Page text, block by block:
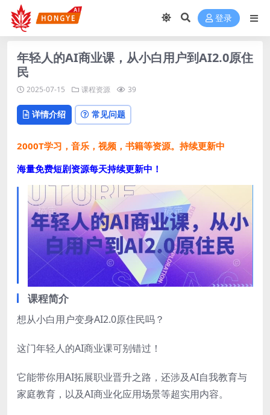
登录
年轻人的AI商业课，从小白用户到AI2.0原住
民
2025-07-15 课程资源 39
详情介绍 常见问题
2000T学习，音乐，视频，书籍等资源。持续更新中
海量免费短剧资源每天持续更新中！
课程简介
想从小白用户变身AI2.0原住民吗？
这门年轻人的AI商业课可别错过！
它能带你用AI拓展职业晋升之路，还涉及AI自我教育与
家庭教育，以及AI商业化应用场景等超实用内容。